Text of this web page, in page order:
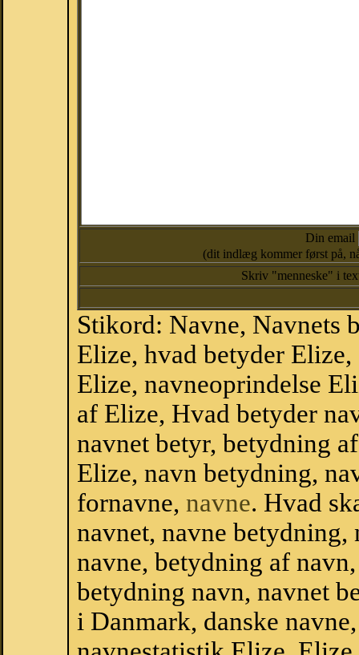
Din email
(dit indlæg kommer først på,
Skriv "menneske" i
Stikord: Navne, Navnets
Elize, hvad betyder
Elize, navneoprindelse
af Elize, Hvad betyder
navnet betyr, betydning
Elize, navn betydning,
fornavne, navne. Hvad
navnet, navne
navne, betydning af
betydning navn, navnet
i Danmark, danske